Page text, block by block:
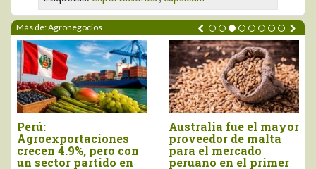
Más de: Agronegocios
fue el mayor
de malta
el mercado
en el primer
Agroexportaciones no
tradicionales de Perú
a Estados Unidos
cayeron en valor 17%